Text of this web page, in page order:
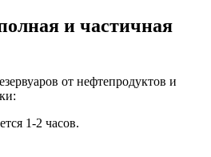
и частичная
от нефтепродуктов и
1-2 часов.